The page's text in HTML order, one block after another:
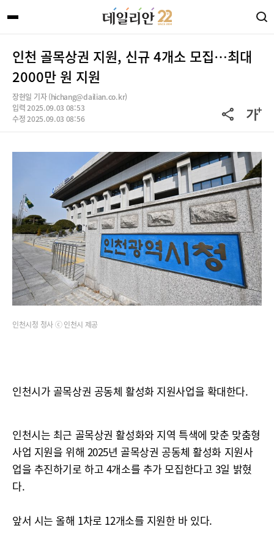
인천 골목상권 지원, 신규 4개소 모집…최대
2000만 원 지원
장현일 기자 (hichang@dailian.co.kr)
입력 2025.09.03 08:53
수정 2025.09.03 08:56
인천시청 청사 ⓒ 인천시 제공
인천시가 골목상권 공동체 활성화 지원사업을 확대한다.
인천시는 최근 골목상권 활성화와 지역 특색에 맞춘 맞춤형
사업 지원을 위해 2025년 골목상권 공동체 활성화 지원사
업을 추진하기로 하고 4개소를 추가 모집한다고 3일 밝혔
다.
앞서 시는 올해 1차로 12개소를 지원한 바 있다.